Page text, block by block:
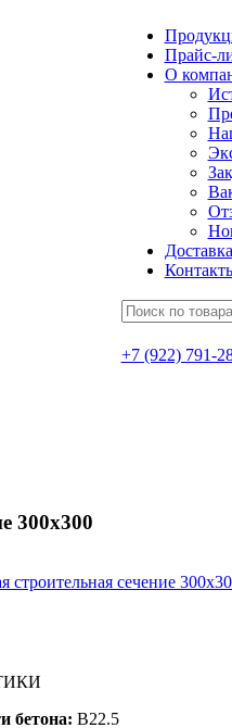
Прайс-
О
Доставка
+7 (922) 791-
300х300
строительная сечение
бетона: B22.5